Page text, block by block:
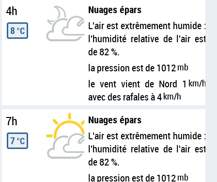
4h
8 °C
Nuages épars
L'air est extrêmement humide :
l'humidité relative de l'air est
de 82 %.
la pression est de 1012mb
le vent vient de Nord 1 km/h
avec des rafales à 4km/h
7h
7°C
Nuages épars
L'air est extrêmement humide :
l'humidité relative de l'air est
de 82 %.
la pression est de 1012mb